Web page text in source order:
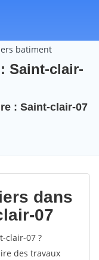
batiment
Saint-clair-
: Saint-clair-07
dans
07
clair-07 ?
des travaux